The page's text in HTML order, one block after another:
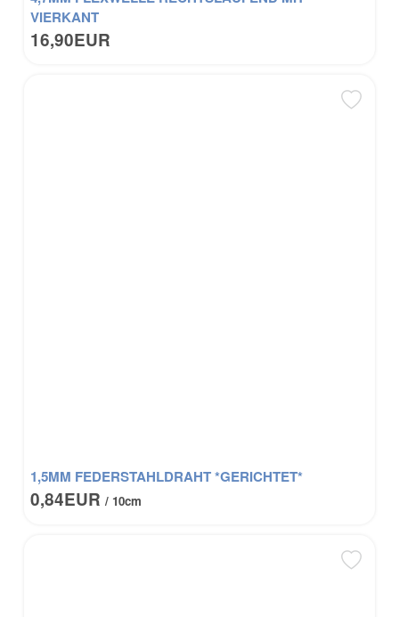
VIERKANT
16,90EUR
1,5MM FEDERSTAHLDRAHT *GERICHTET*
0,84EUR/ 10cm